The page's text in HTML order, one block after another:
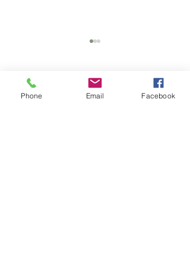
Pasta Mare
Komentarze
Phone Email Facebook